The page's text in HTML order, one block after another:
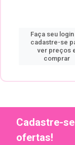
Faça seu
cadastre-se
ver preços
comprar
Cadastre-
ofertas!